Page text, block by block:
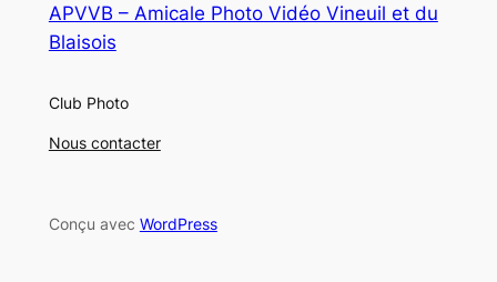
APVVB – Amicale Photo Vidéo Vineuil et du
Blaisois
Club Photo
Nous contacter
Conçu avec WordPress